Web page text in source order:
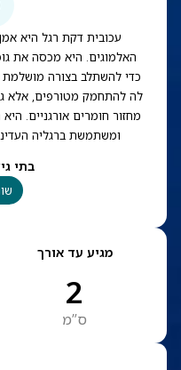
עכובית דקת רגל היא
האלמוגים. היא מכסה את
כדי להשתלב בצורה מושלמת
לה להתחמק מטורפים, אלא
מחזור חומרים אורגניים.
ומשתמשת ברגליה
בתי
מגיע עד אורך
2
ס”מ